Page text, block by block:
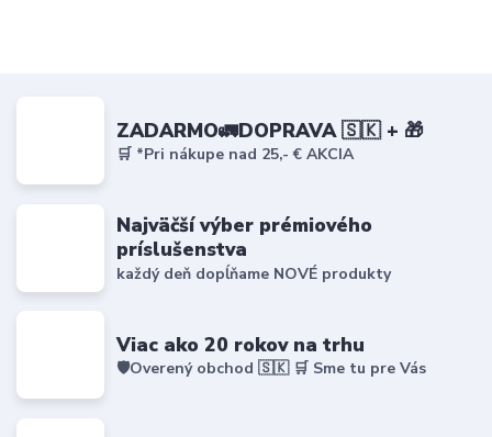
ZADARMO🚛DOPRAVA 🇸🇰 + 🎁
🛒 *Pri nákupe nad 25,- € AKCIA
Najväčší výber prémiového
príslušenstva
každý deň dopĺňame NOVÉ produkty
Viac ako 20 rokov na trhu
🛡️Overený obchod 🇸🇰 🛒 Sme tu pre Vás